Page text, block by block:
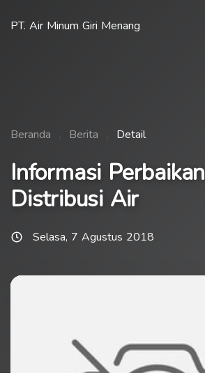
PT. Air Minum Giri Menang
Beranda Berita Detail
Informasi Perbaikan
Distribusi Air
Selasa, 7 Agustus 2018